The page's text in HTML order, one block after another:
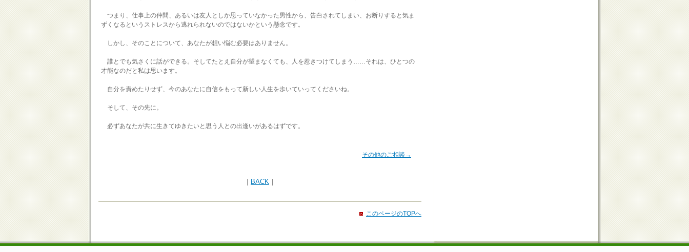
つまり、仕事上の仲間、あるいは友人としか思っていなかった男性から、告白されてしまい、お断りすると気ま
ずくなるというストレスから逃れられないのではないかという懸念です。
しかし、そのことについて、あなたが想い悩む必要はありません。
誰とでも気さくに話ができる。そしてたとえ自分が望まなくても、人を惹きつけてしまう……それは、ひとつの
才能なのだと私は思います。
自分を責めたりせず、今のあなたに自信をもって新しい人生を歩いていってくださいね。
そして、その先に。
必ずあなたが共に生きてゆきたいと思う人との出逢いがあるはずです。
その他のご相談→
｜ BACK ｜
このページのTOPへ